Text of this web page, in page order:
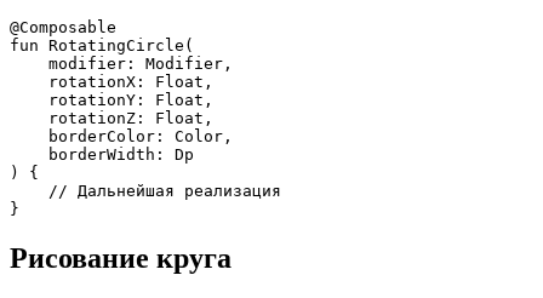
@Composable
fun RotatingCircle(
    modifier: Modifier,
    rotationX: Float,
    rotationY: Float,
    rotationZ: Float,
    borderColor: Color,
    borderWidth: Dp
) {
    // Дальнейшая реализация
}
Рисование круга